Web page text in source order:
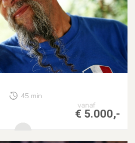
45 min
vanaf
€ 5.000,-